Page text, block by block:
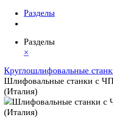
Разделы
Разделы
×
Круглошлифовальные
Шлифовальные станки с
(Италия)